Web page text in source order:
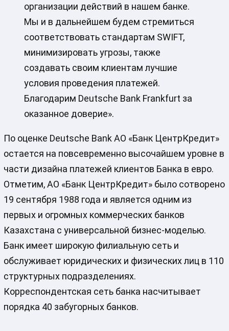
организации действий в нашем банке.
Мы и в дальнейшем будем стремиться
соответствовать стандартам SWIFT,
минимизировать угрозы, также
создавать своим клиентам лучшие
условия проведения платежей.
Благодарим Deutsche Bank Frankfurt за
оказанное доверие».
По оценке Deutsche Bank АО «Банк ЦентрКредит»
остается на повсевременно высочайшем уровне в
части дизайна платежей клиентов Банка в евро.
Отметим, АО «Банк ЦентрКредит» было сотворено
19 сентября 1988 года и является одним из
первых и огромных коммерческих банков
Казахстана с универсальной бизнес-моделью.
Банк имеет широкую филиальную сеть и
обслуживает юридических и физических лиц в 110
структурных подразделениях.
Корреспондентская сеть банка насчитывает
порядка 40 забугорных банков.